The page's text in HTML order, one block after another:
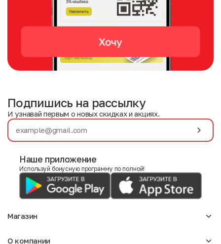
Подпишись на рассылку
И узнавай первым о новых скидках и акциях.
Наше приложение
Используй бонусную программу по полной!
Магазин
Для девочек
О компании